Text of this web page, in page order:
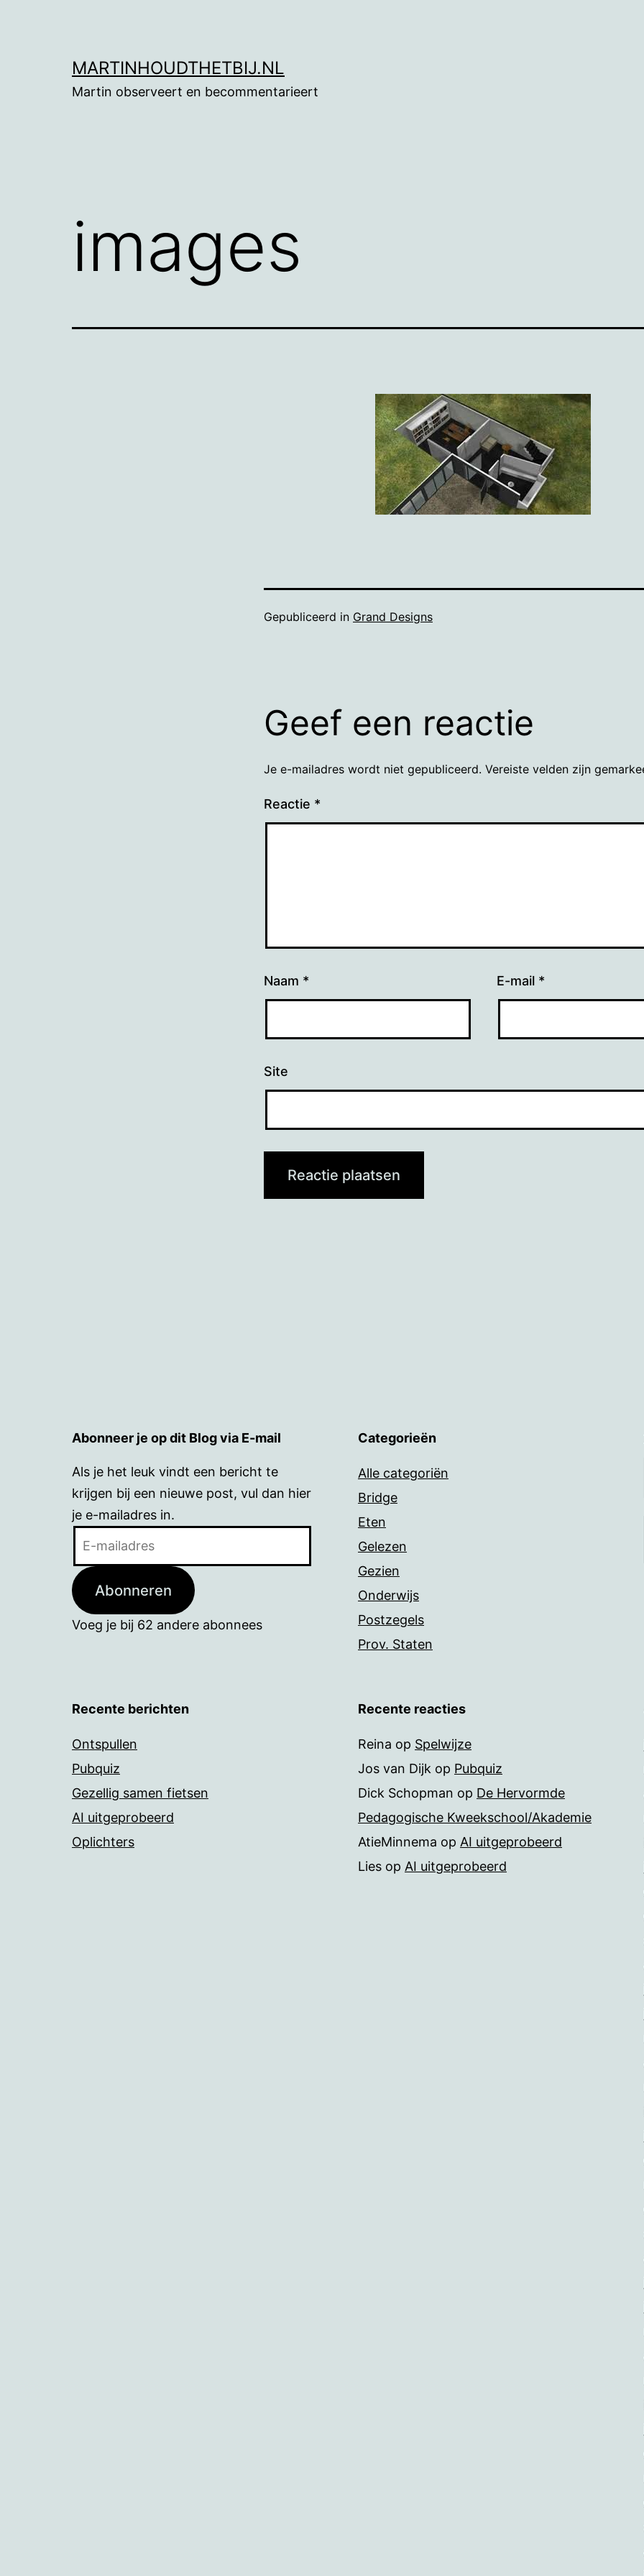
MARTINHOUDTHETBIJ.NL
Martin observeert en becommentarieert
images
Gepubliceerd in Grand Designs
Geef een reactie
Je e-mailadres wordt niet gepubliceerd. Vereiste velden zijn
Reactie *
Naam * E-mail *
Site
Abonneer je op dit Blog via E-mail
Als je het leuk vindt een bericht te
krijgen bij een nieuwe post, vul dan hier
je e-mailadres in.
Abonneren
Voeg je bij 62 andere abonnees
Categorieën
Alle categoriën
Bridge
Eten
Gelezen
Gezien
Onderwijs
Postzegels
Prov. Staten
Recente berichten
Ontspullen
Pubquiz
Gezellig samen fietsen
AI uitgeprobeerd
Oplichters
Recente reacties
Reina op Spelwijze
Jos van Dijk op Pubquiz
Dick Schopman op De Hervormde
Pedagogische Kweekschool/Akademie
AtieMinnema op AI uitgeprobeerd
Lies op AI uitgeprobeerd